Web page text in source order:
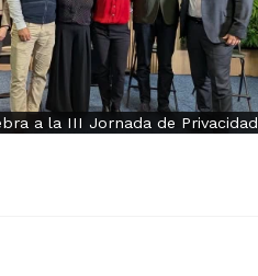
a la III Jornada de Privacidad